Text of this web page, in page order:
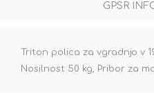
GPSR
Triton polica za vgradnjo v
Nosilnost 50 kg, Pribor za